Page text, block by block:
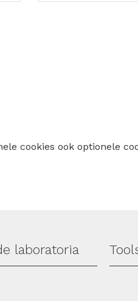
cookies ook optionele
laboratoria